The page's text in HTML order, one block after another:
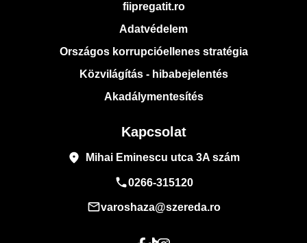
fiipregatit.ro
Adatvédelem
Országos korrupcióellenes stratégia
Közvilágítás - hibabejelentés
Akadálymentesítés
Kapcsolat
place Mihai Eminescu utca 3A szám
phone0266-315120
mail_outlinevaroshaza@szereda.ro